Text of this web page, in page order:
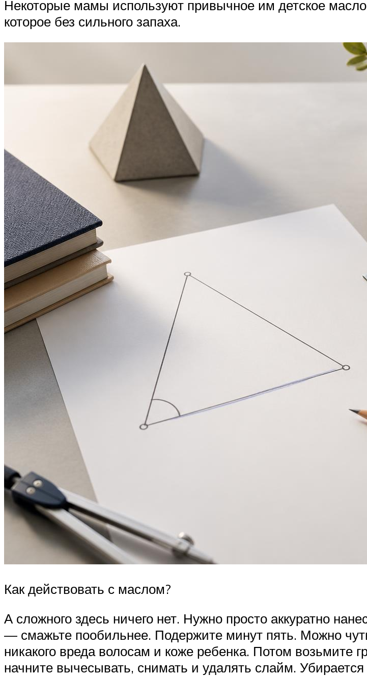
Некоторые мамы используют привычное им детское
которое без сильного запаха.
Как действовать с маслом?
А сложного здесь ничего нет. Нужно просто аккуратно
— смажьте пообильнее. Подержите минут пять. Можно
никакого вреда волосам и коже ребенка. Потом возьмите
начните вычесывать, снимать и удалять слайм.